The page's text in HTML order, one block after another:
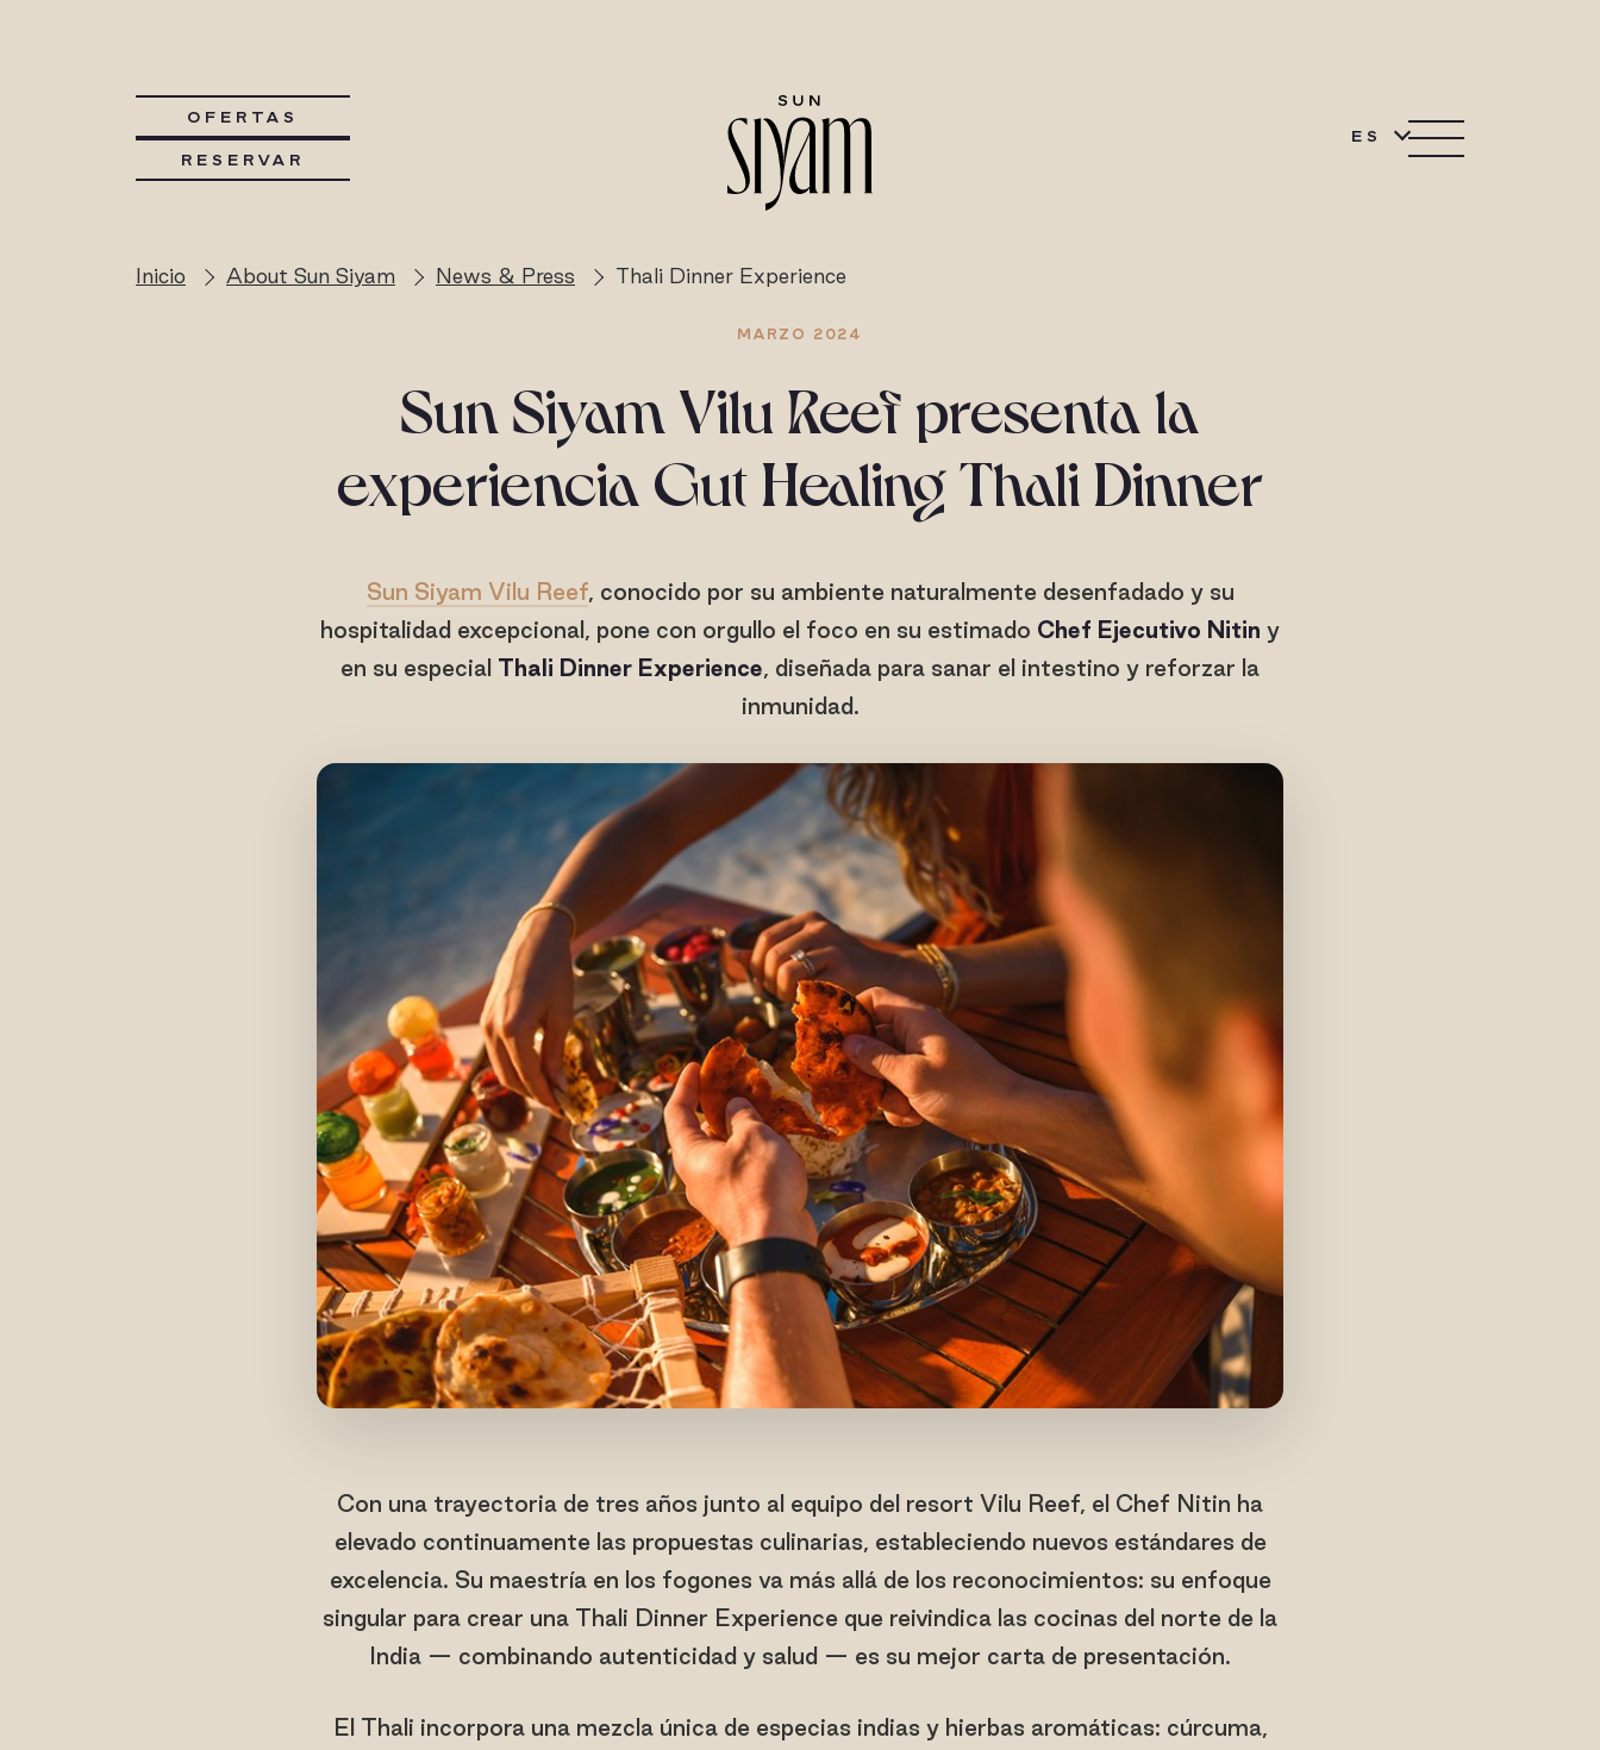
OFERTAS
RESERVAR
ES
Inicio About Sun Siyam News & Press Thali Dinner Experience
MARZO 2024
Sun Siyam Vilu Reef presenta la
experiencia Gut Healing Thali Dinner
Sun Siyam Vilu Reef, conocido por su ambiente naturalmente desenfadado y su
hospitalidad excepcional, pone con orgullo el foco en su estimado Chef Ejecutivo Nitin y
en su especial Thali Dinner Experience, diseñada para sanar el intestino y reforzar la
inmunidad.
Con una trayectoria de tres años junto al equipo del resort Vilu Reef, el Chef Nitin ha
elevado continuamente las propuestas culinarias, estableciendo nuevos estándares de
excelencia. Su maestría en los fogones va más allá de los reconocimientos: su enfoque
singular para crear una Thali Dinner Experience que reivindica las cocinas del norte de la
India — combinando autenticidad y salud — es su mejor carta de presentación.
El Thali incorpora una mezcla única de especias indias y hierbas aromáticas: cúrcuma,